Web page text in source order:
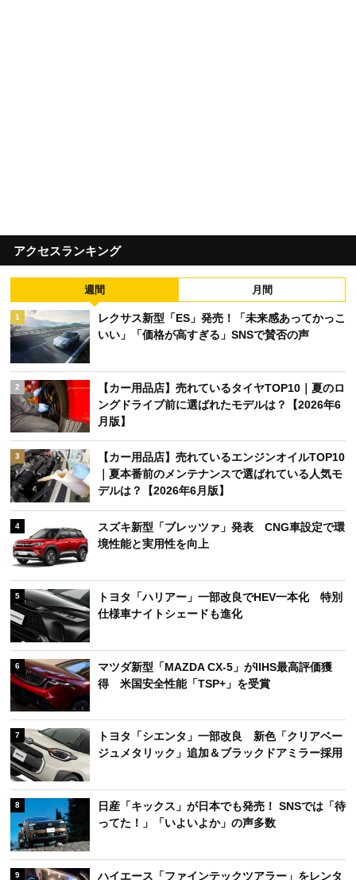
アクセスランキング
週間 月間
1
レクサス新型「ES」発売！「未来感あってかっこ
いい」「価格が高すぎる」SNSで賛否の声
2
【カー用品店】売れているタイヤTOP10｜夏のロ
ングドライブ前に選ばれたモデルは？【2026年6
月版】
3
【カー用品店】売れているエンジンオイルTOP10
｜夏本番前のメンテナンスで選ばれている人気モ
デルは？【2026年6月版】
4
スズキ新型「ブレッツァ」発表 CNG車設定で環
境性能と実用性を向上
5
トヨタ「ハリアー」一部改良でHEV一本化 特別
仕様車ナイトシェードも進化
6
マツダ新型「MAZDA CX-5」がIIHS最高評価獲
得 米国安全性能「TSP+」を受賞
7
トヨタ「シエンタ」一部改良 新色「クリアベー
ジュメタリック」追加＆ブラックドアミラー採用
8
日産「キックス」が日本でも発売！ SNSでは「待
ってた！」「いよいよか」の声多数
9
ハイエース「ファインテックツアラー」をレンタ